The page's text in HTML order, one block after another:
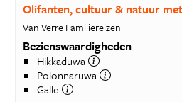
Olifanten, cultuur & natuur
Van Verre Familiereizen
Bezienswaardigheden
Hikkaduwa
Polonnaruwa
Galle